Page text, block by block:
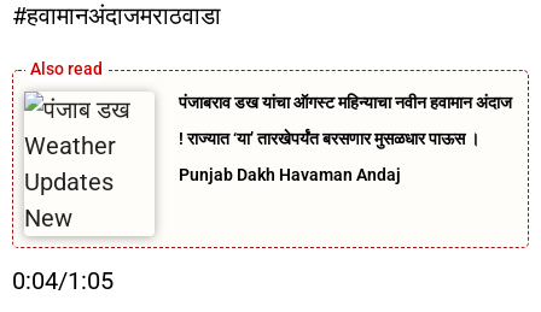
#हवामानअंदाजमराठवाडा
पंजाबराव डख यांचा ऑगस्ट महिन्याचा नवीन हवामान अंदाज
! राज्यात ‘या’ तारखेपर्यंत बरसणार मुसळधार पाऊस ।
Punjab Dakh Havaman Andaj
0:04/1:05